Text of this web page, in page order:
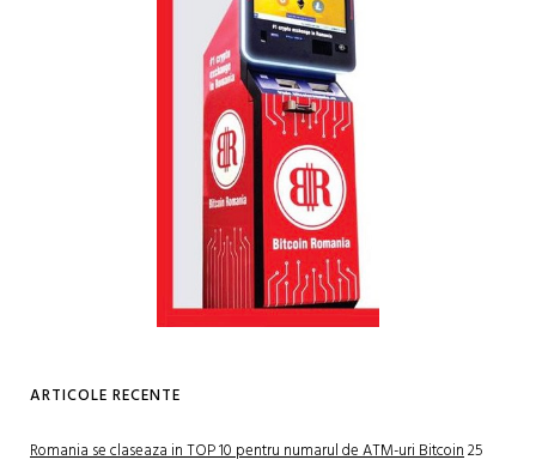
ARTICOLE RECENTE
Romania se claseaza in TOP 10 pentru numarul de ATM-uri Bitcoin25